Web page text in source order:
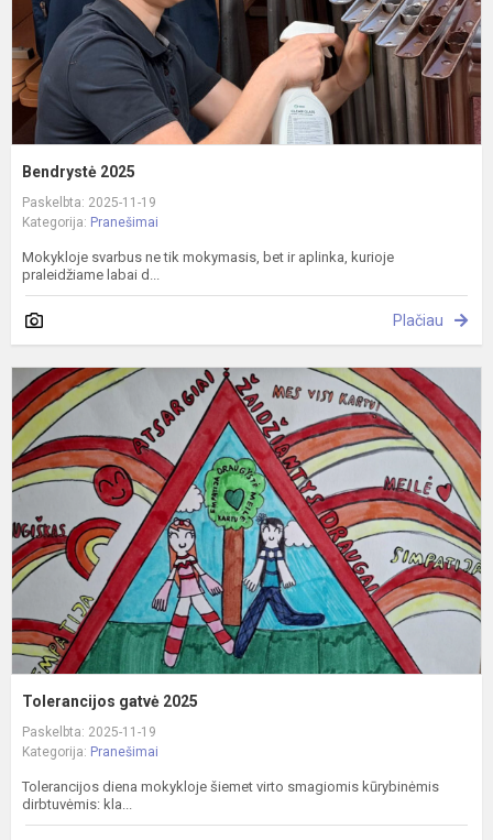
Bendrystė 2025
Paskelbta: 2025-11-19
Kategorija: Pranešimai
Mokykloje svarbus ne tik mokymasis, bet ir aplinka, kurioje
praleidžiame labai d...
Plačiau
Tolerancijos gatvė 2025
Paskelbta: 2025-11-19
Kategorija: Pranešimai
Tolerancijos diena mokykloje šiemet virto smagiomis kūrybinėmis
dirbtuvėmis: kla...